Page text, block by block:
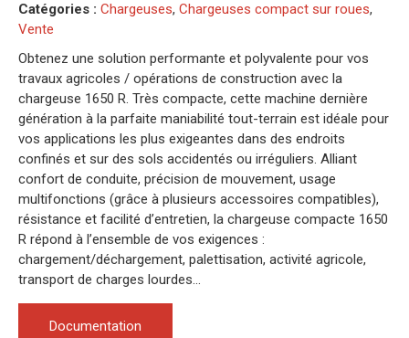
Catégories : Chargeuses, Chargeuses compact sur roues,
Vente
Obtenez une solution performante et polyvalente pour vos
travaux agricoles / opérations de construction avec la
chargeuse 1650 R. Très compacte, cette machine dernière
génération à la parfaite maniabilité tout-terrain est idéale pour
vos applications les plus exigeantes dans des endroits
confinés et sur des sols accidentés ou irréguliers. Alliant
confort de conduite, précision de mouvement, usage
multifonctions (grâce à plusieurs accessoires compatibles),
résistance et facilité d’entretien, la chargeuse compacte 1650
R répond à l’ensemble de vos exigences :
chargement/déchargement, palettisation, activité agricole,
transport de charges lourdes…
Documentation